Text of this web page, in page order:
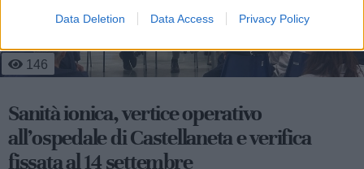
Data Deletion Data Access Privacy Policy
3 136
Lieto fine per "Piero": tartaruga salvata dai
bagnini di Castellaneta Marina